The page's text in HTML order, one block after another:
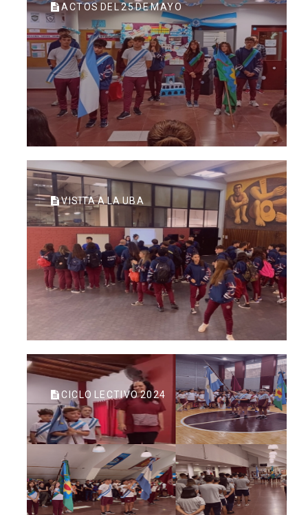
ACTOS DEL 25 DE MAYO
VISITA A LA UBA
CICLO LECTIVO 2024